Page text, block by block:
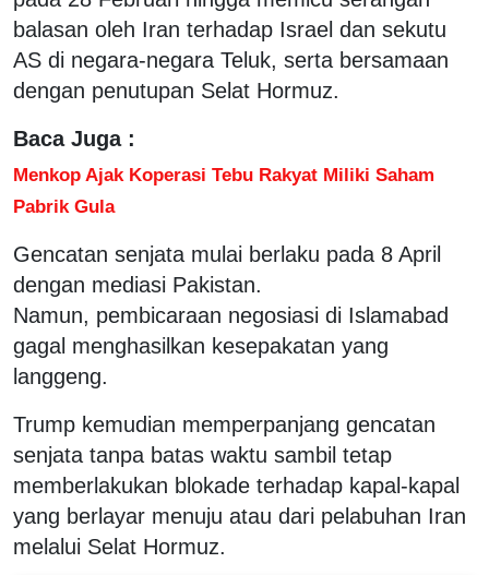
balasan oleh Iran terhadap Israel dan sekutu
AS di negara-negara Teluk, serta bersamaan
dengan penutupan Selat Hormuz.
Baca Juga :
Menkop Ajak Koperasi Tebu Rakyat Miliki Saham
Pabrik Gula
Gencatan senjata mulai berlaku pada 8 April
dengan mediasi Pakistan.
Namun, pembicaraan negosiasi di Islamabad
gagal menghasilkan kesepakatan yang
langgeng.
Trump kemudian memperpanjang gencatan
senjata tanpa batas waktu sambil tetap
memberlakukan blokade terhadap kapal-kapal
yang berlayar menuju atau dari pelabuhan Iran
melalui Selat Hormuz.